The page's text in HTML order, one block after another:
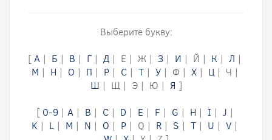
Выберите букву:
[А | Б | В | Г | Д | Е | Ж | З | И | Й | К | Л |
М | Н | О | П | Р| С| Т| У| Ф | Х| Ц| Ч |
Ш | Щ | Э | Ю | Я ]
[ 0-9| A| B | C| D | E | F | G | H | I | J |
K | L | M | N | O | P | Q | R | S | T | U | V |